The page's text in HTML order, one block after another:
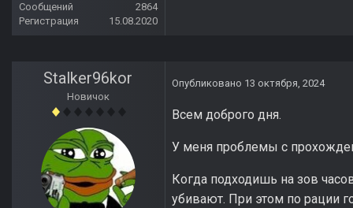
Сообщений
2864
Регистрация
15.08.2020
Stalker96kor
Новичок
Опубликовано 13 октября, 2024
Всем доброго дня.
У меня проблемы с
Когда подходишь на зов
убивают. При этом по рации